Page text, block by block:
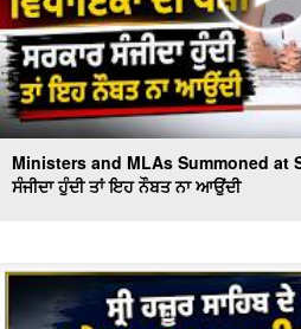
Ministers and MLAs Summoned at
ਸੰਜੀਦਾ ਹੁੰਦੀ ਤਾਂ ਇਹ ਨੌਬਤ ਨਾ ਆਉਂਦੀ